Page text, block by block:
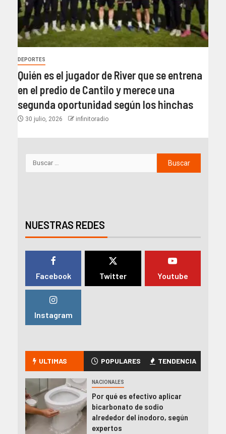
DEPORTES
Quién es el jugador de River que se entrena
en el predio de Cantilo y merece una
segunda oportunidad según los hinchas
30 julio, 2026 infinitoradio
NUESTRAS REDES
Facebook Twitter Youtube
Instagram
ULTIMAS POPULARES TENDENCIA
NACIONALES
Por qué es efectivo aplicar
bicarbonato de sodio
alrededor del inodoro, según
expertos